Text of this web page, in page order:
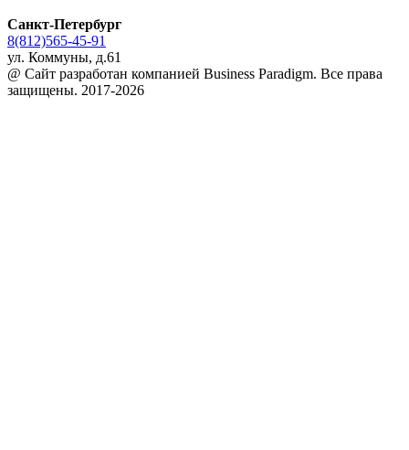
Санкт-Петербург
8(812)565-45-91
ул. Коммуны, д.61
@ Сайт разработан компанией Business Paradigm. Все права
защищены. 2017-2026